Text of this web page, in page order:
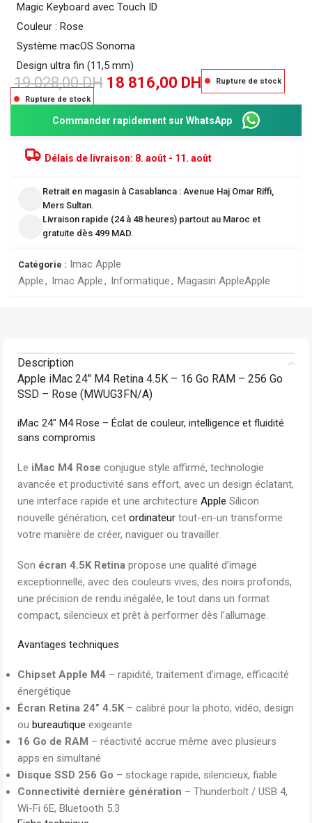
Magic Keyboard avec Touch ID
Couleur : Rose
Système macOS Sonoma
Design ultra fin (11,5 mm)
19 028,00DH 18 816,00 DH
Rupture de stock
Rupture de stock
Commander rapidement sur WhatsApp
Délais de livraison: 8. août - 11. août
Retrait en magasin à Casablanca : Avenue Haj Omar Riffi,
Mers Sultan.
Livraison rapide (24 à 48 heures) partout au Maroc et
gratuite dès 499 MAD.
Catégorie : Imac Apple
Apple, Imac Apple, Informatique, Magasin AppleApple
Description
Apple iMac 24″ M4 Retina 4.5K – 16 Go RAM – 256 Go
SSD – Rose (MWUG3FN/A)
iMac 24″ M4 Rose – Éclat de couleur, intelligence et fluidité
sans compromis
Le iMac M4 Rose conjugue style affirmé, technologie
avancée et productivité sans effort, avec un design éclatant,
une interface rapide et une architecture Apple Silicon
nouvelle génération, cet ordinateur tout-en-un transforme
votre manière de créer, naviguer ou travailler.
Son écran 4.5K Retina propose une qualité d’image
exceptionnelle, avec des couleurs vives, des noirs profonds,
une précision de rendu inégalée, le tout dans un format
compact, silencieux et prêt à performer dès l’allumage.
Avantages techniques
Chipset Apple M4 – rapidité, traitement d’image, efficacité
énergétique
Écran Retina 24” 4.5K– calibré pour la photo, vidéo, design
ou bureautique exigeante
16 Go de RAM – réactivité accrue même avec plusieurs
apps en simultané
Disque SSD 256 Go – stockage rapide, silencieux, fiable
Connectivité dernière génération – Thunderbolt / USB 4,
Wi-Fi 6E, Bluetooth 5.3